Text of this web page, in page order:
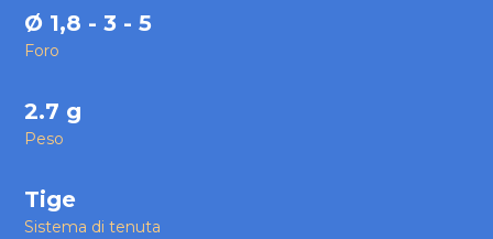
Ø 1,8 - 3 - 5
Foro
2.7 g
Peso
Tige
Sistema di tenuta